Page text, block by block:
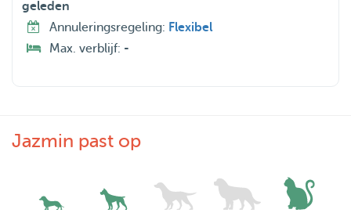
geleden
Annuleringsregeling: Flexibel
Max. verblijf: -
Jazmin past op